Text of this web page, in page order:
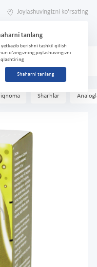
Joylashuvingizni ko'rsating
tanlang
yetkazib berishni tashkil qilish
o'zingizning joylashuvingizni
Shaharni tanlang
ml 30ml
Sharhlar